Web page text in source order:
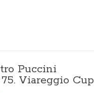
Puccini
Viareggio Cup